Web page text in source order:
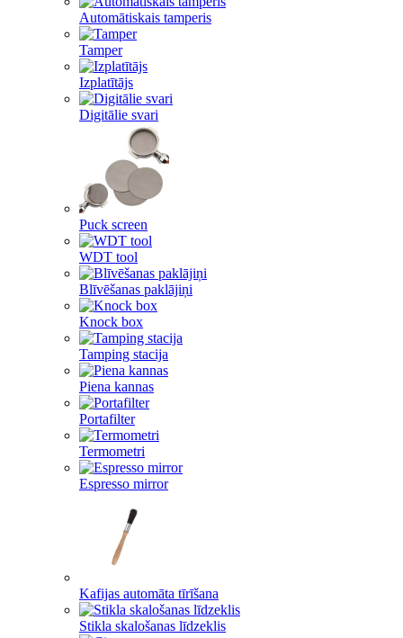
Automātiskais tamperis
Tamper
Izplatītājs
Digitālie svari
Puck screen
WDT tool
Blīvēšanas paklājiņi
Knock box
Tamping stacija
Piena kannas
Portafilter
Termometri
Espresso mirror
Kafijas automāta tīrīšana
Stikla skalošanas līdzeklis